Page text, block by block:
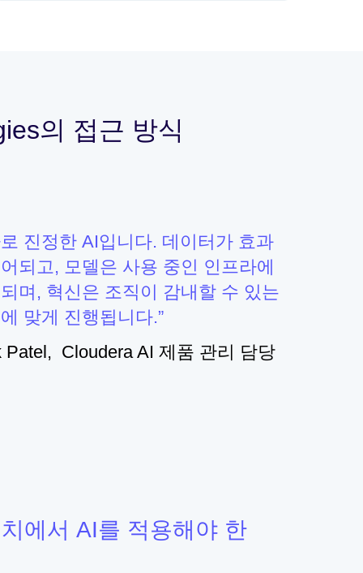
의 접근 방식
진정한 AI입니다. 데이터가 효과
되고, 모델은 사용 중인 인프라에
며, 혁신은 조직이 감내할 수 있는
맞게 진행됩니다.
Cloudera AI 제품 관리 담당
에서 AI를 적용해야 한